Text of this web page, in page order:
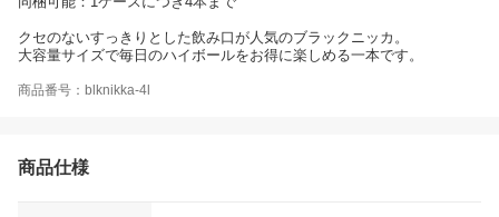
クセのないすっきりとした飲み口が人気のブラックニッカ。
大容量サイズで毎日のハイボールをお得に楽しめる一本です。
商品番号：blknikka-4l
商品仕様